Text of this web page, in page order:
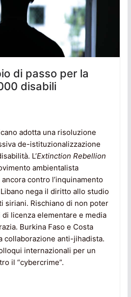
di passo per la
disabili
adotta una risoluzione
de-istituzionalizzazione
L’Extinction Rebellion
ambientalista
contro l’inquinamento
nega il diritto allo studio
siriani. Rischiano di non poter
licenza elementare e media
Burkina Faso e Costa
collaborazione anti-jihadista.
internazionali per un
il “cybercrime”.